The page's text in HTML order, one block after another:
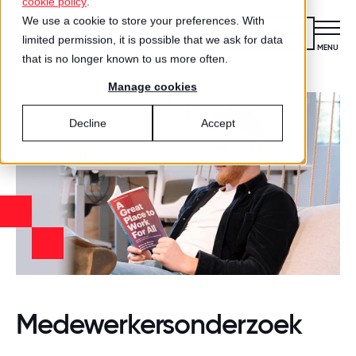
We use a cookie to store your preferences. With
limited permission, it is possible that we ask for data
that is no longer known to us more often.
Manage cookies
Accept
Decline
Kennismaken
MENU
CLOSE
VOOR ORGANISATIES
Wat is certificering?
Aanmelden voor certificering
VOOR MEDEWERKERS
Gecertificeerde organisaties
Is jouw organisatie een great place
Diensten
Medewerkersonderzoek
Certificering
Culture Coaching
Best Workplaces™
ZO WERKT HET
Hoe werkt het?
Agenda
Blog
Ons verhaal
Medewerkersonderzoek